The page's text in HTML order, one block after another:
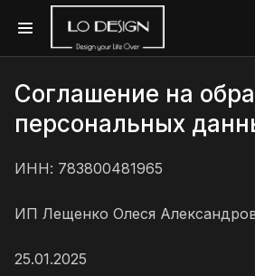
Соглашение на
персональных
ИНН: 783800481965
ИП Лещенко Олеся
25.01.2025